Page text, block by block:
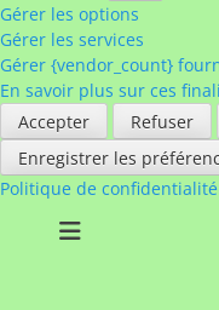
Gérer les options
Gérer les services
Gérer {vendor_count}
En savoir plus sur ces
Accepter
Refuser
Enregistrer les
Politique de confidentialité